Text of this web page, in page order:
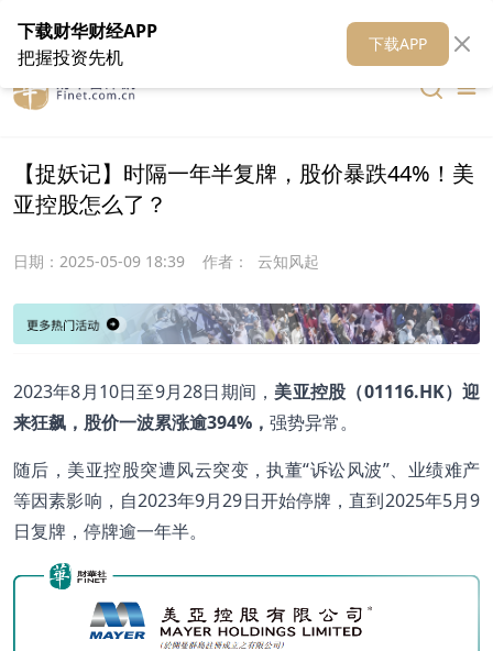
在线客服 关于我们 财华媒体矩阵 财华智库
【捉妖记】时隔一年半复牌，股价暴跌44%！美
亚控股怎么了？
日期： 2025-05-09 18:39 作者： 云知风起
2023年8月10日至9月28日期间， 美亚控股（01116.HK）迎
来狂飙，股价一波累涨逾394%， 强势异常。
随后，美亚控股突遭风云突变，执董“诉讼风波”、业绩难产
等因素影响，自2023年9月29日开始停牌，直到2025年5月9
日复牌，停牌逾一年半。
下载财华财经APP
把握投资先机
下载APP